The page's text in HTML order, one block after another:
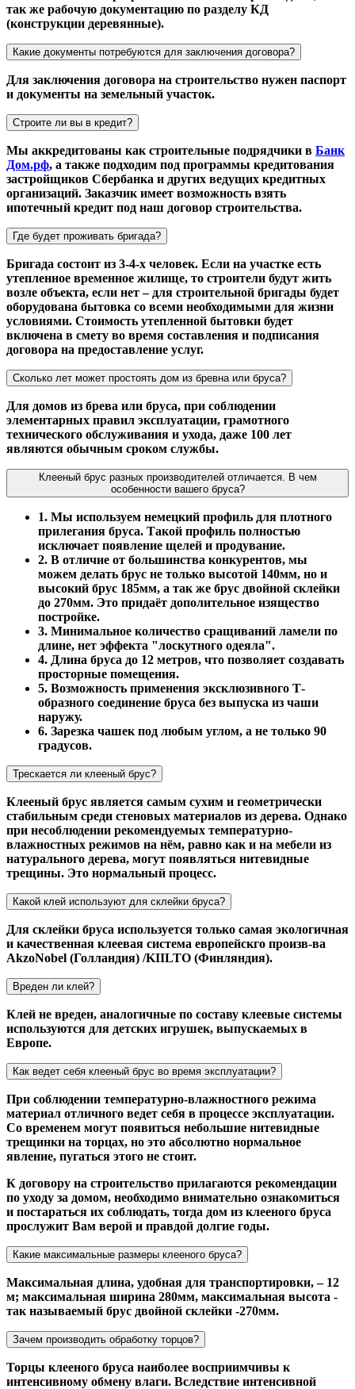
так же рабочую документацию по разделу КД
(конструкции деревянные).
Какие документы потребуются для заключения договора?
Для заключения договора на строительство нужен паспорт
и документы на земельный участок.
Строите ли вы в кредит?
Мы аккредитованы как строительные подрядчики в Банк
Дом.рф, а также подходим под программы кредитования
застройщиков Сбербанка и других ведущих кредитных
организаций. Заказчик имеет возможность взять
ипотечный кредит под наш договор строительства.
Где будет проживать бригада?
Бригада состоит из 3-4-х человек. Если на участке есть
утепленное временное жилище, то строители будут жить
возле объекта, если нет – для строительной бригады будет
оборудована бытовка со всеми необходимыми для жизни
условиями. Стоимость утепленной бытовки будет
включена в смету во время составления и подписания
договора на предоставление услуг.
Сколько лет может простоять дом из бревна или бруса?
Для домов из брева или бруса, при соблюдении
элементарных правил эксплуатации, грамотного
технического обслуживания и ухода, даже 100 лет
являются обычным сроком службы.
Клееный брус разных производителей отличается. В чем
особенности вашего бруса?
1. Мы используем немецкий профиль для плотного
прилегания бруса. Такой профиль полностью
исключает появление щелей и продувание.
2. В отличие от большинства конкурентов, мы
можем делать брус не только высотой 140мм, но и
высокий брус 185мм, а так же брус двойной склейки
до 270мм. Это придаёт дополительное изящество
постройке.
3. Минимальное количество сращиваний ламели по
длине, нет эффекта "лоскутного одеяла".
4. Длина бруса до 12 метров, что позволяет создавать
просторные помещения.
5. Возможность применения эксклюзивного Т-
образного соединение бруса без выпуска из чаши
наружу.
6. Зарезка чашек под любым углом, а не только 90
градусов.
Трескается ли клееный брус?
Клееный брус является самым сухим и геометрически
стабильным среди стеновых материалов из дерева. Однако
при несоблюдении рекомендуемых температурно-
влажностных режимов на нём, равно как и на мебели из
натурального дерева, могут появляться нитевидные
трещины. Это нормальный процесс.
Какой клей используют для склейки бруса?
Для склейки бруса используется только самая экологичная
и качественная клеевая система европейскго произв-ва
AkzoNobel (Голландия) /KIILTO (Финляндия).
Вреден ли клей?
Клей не вреден, аналогичные по составу клеевые системы
используются для детских игрушек, выпускаемых в
Европе.
Как ведет себя клееный брус во время эксплуатации?
При соблюдении температурно-влажностного режима
материал отличного ведет себя в процессе эксплуатации.
Со временем могут появиться небольшие нитевидные
трещинки на торцах, но это абсолютно нормальное
явление, пугаться этого не стоит.
К договору на строительство прилагаются рекомендации
по уходу за домом, необходимо внимательно ознакомиться
и постараться их соблюдать, тогда дом из клееного бруса
прослужит Вам верой и правдой долгие годы.
Какие максимальные размеры клееного бруса?
Максимальная длина, удобная для транспортировки, – 12
м; максимальная ширина 280мм, максимальная высота -
так называемый брус двойной склейки -270мм.
Зачем производить обработку торцов?
Торцы клееного бруса наиболее восприимчивы к
интенсивному обмену влаги. Вследствие интенсивной